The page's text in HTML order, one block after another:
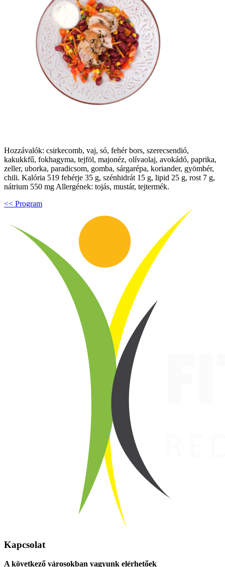
Hozzávalók: csirkecomb, vaj, só, fehér bors, szerecsendió,
kakukkfű, fokhagyma, tejföl, majonéz, olívaolaj, avokádó, paprika,
zeller, uborka, paradicsom, gomba, sárgarépa, koriander, gyömbér,
chili. Kalória 519 fehérje 35 g, szénhidrát 15 g, lipid 25 g, rost 7 g,
nátrium 550 mg Allergének: tojás, mustár, tejtermék.
<< Program
Kapcsolat
A következő városokban vagyunk elérhetőek